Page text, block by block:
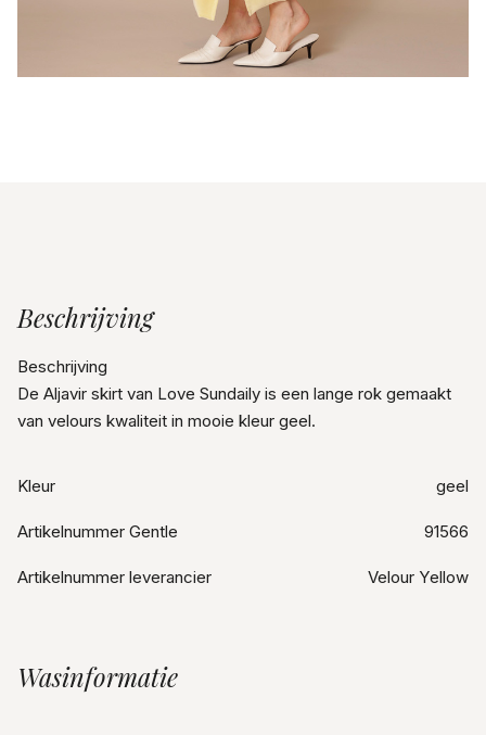
Beschrijving
Beschrijving
De Aljavir skirt van Love Sundaily is een lange rok gemaakt
van velours kwaliteit in mooie kleur geel.
Kleur geel
Artikelnummer Gentle 91566
Artikelnummer leverancier Velour Yellow
Wasinformatie